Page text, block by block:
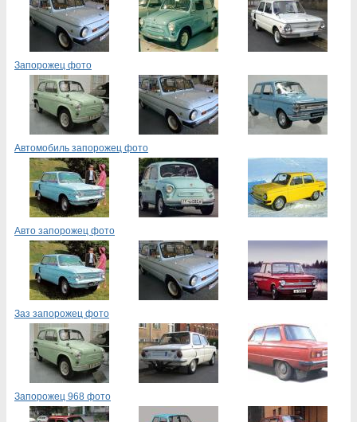
Запорожец фото
Автомобиль запорожец фото
Авто запорожец фото
Заз запорожец фото
Запорожец 968 фото